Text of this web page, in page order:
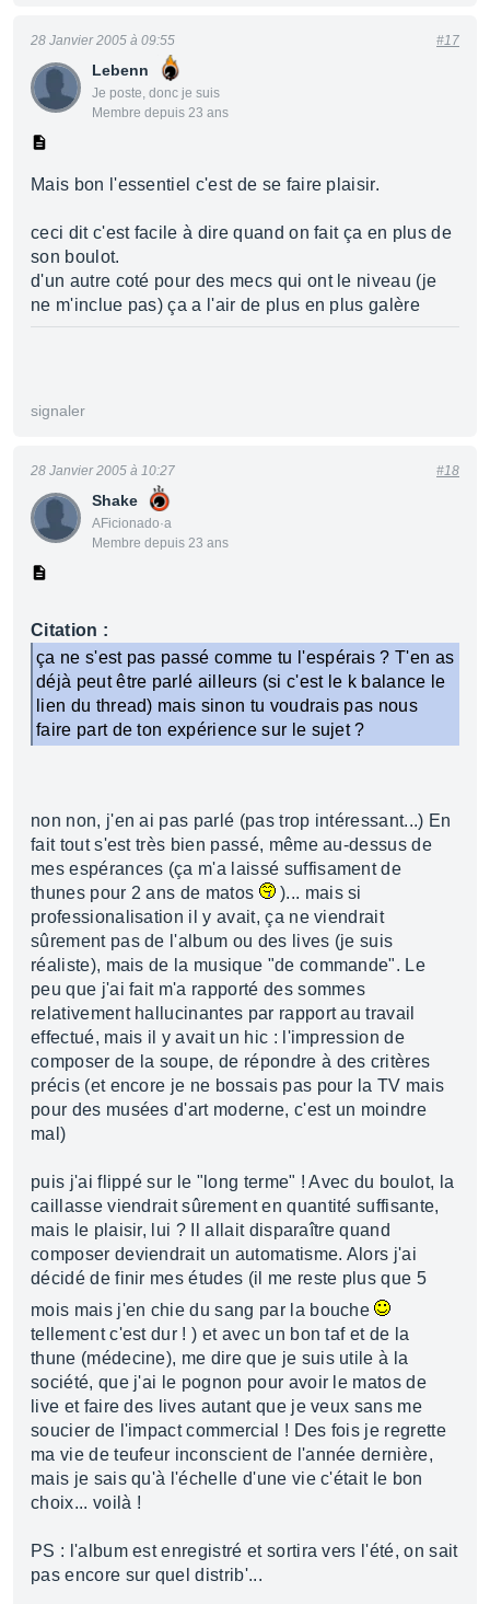
Lebenn
Je poste, donc je suis
Membre depuis 23 ans
28 Janvier 2005 à 09:55 #17
Mais bon l'essentiel c'est de se faire plaisir.
ceci dit c'est facile à dire quand on fait ça en plus de
son boulot.
d'un autre coté pour des mecs qui ont le niveau (je
ne m'inclue pas) ça a l'air de plus en plus galère
signaler
Shake
AFicionado·a
Membre depuis 23 ans
28 Janvier 2005 à 10:27 #18
Citation :
ça ne s'est pas passé comme tu l'espérais ? T'en as
déjà peut être parlé ailleurs (si c'est le k balance le
lien du thread) mais sinon tu voudrais pas nous
faire part de ton expérience sur le sujet ?
non non, j'en ai pas parlé (pas trop intéressant...) En
fait tout s'est très bien passé, même au-dessus de
mes espérances (ça m'a laissé suffisament de
thunes pour 2 ans de matos
)... mais si
professionalisation il y avait, ça ne viendrait
sûrement pas de l'album ou des lives (je suis
réaliste), mais de la musique "de commande". Le
peu que j'ai fait m'a rapporté des sommes
relativement hallucinantes par rapport au travail
effectué, mais il y avait un hic : l'impression de
composer de la soupe, de répondre à des critères
précis (et encore je ne bossais pas pour la TV mais
pour des musées d'art moderne, c'est un moindre
mal)
puis j'ai flippé sur le "long terme" ! Avec du boulot, la
caillasse viendrait sûrement en quantité suffisante,
mais le plaisir, lui ? Il allait disparaître quand
composer deviendrait un automatisme. Alors j'ai
décidé de finir mes études (il me reste plus que 5
mois mais j'en chie du sang par la bouche
tellement c'est dur ! ) et avec un bon taf et de la
thune (médecine), me dire que je suis utile à la
société, que j'ai le pognon pour avoir le matos de
live et faire des lives autant que je veux sans me
soucier de l'impact commercial ! Des fois je regrette
ma vie de teufeur inconscient de l'année dernière,
mais je sais qu'à l'échelle d'une vie c'était le bon
choix... voilà !
PS : l'album est enregistré et sortira vers l'été, on sait
pas encore sur quel distrib'...